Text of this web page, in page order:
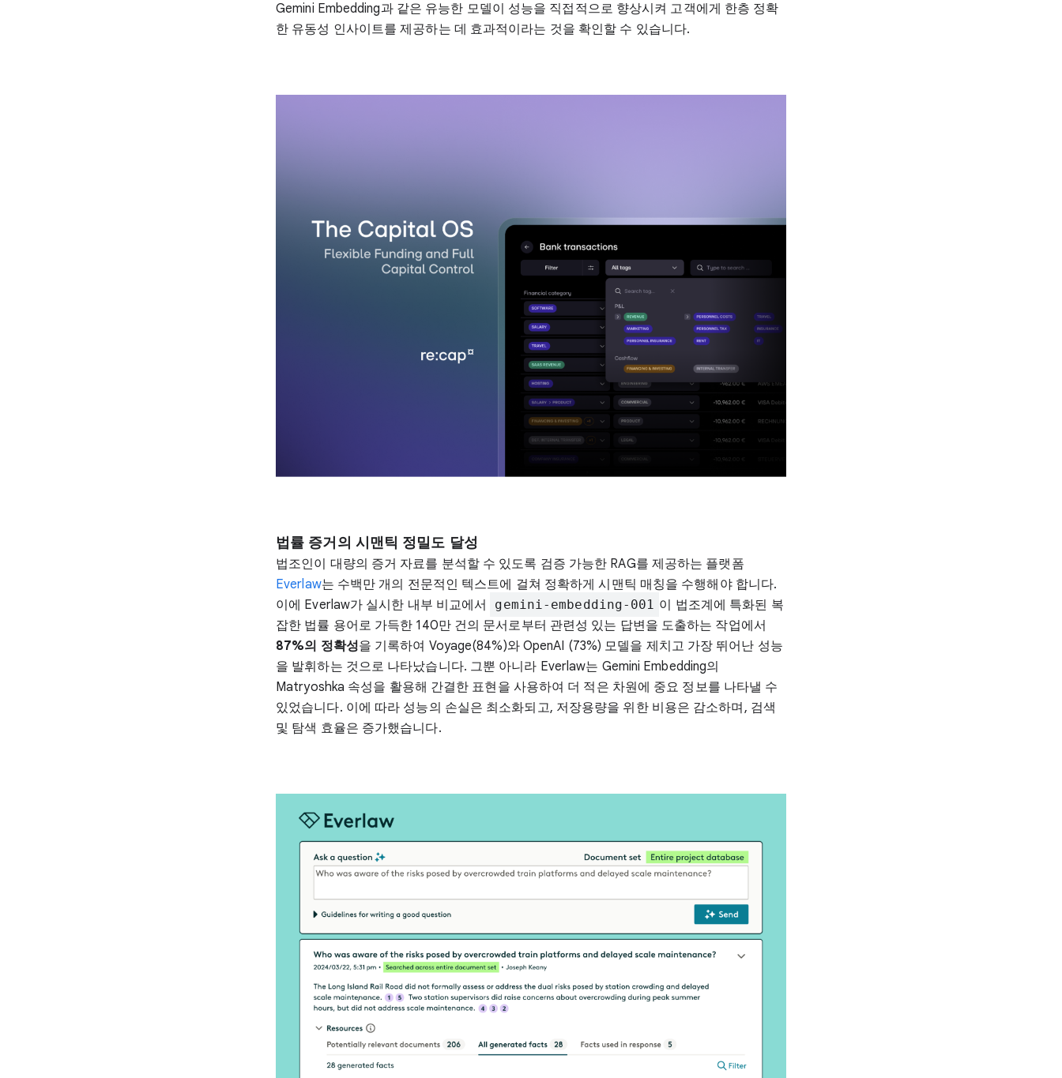
Gemini Embedding과 같은 유능한 모델이 성능을 직접적으로 향상시켜 고객에게 한층 정확
한 유동성 인사이트를 제공하는 데 효과적이라는 것을 확인할 수 있습니다.
법률 증거의 시맨틱 정밀도 달성
법조인이 대량의 증거 자료를 분석할 수 있도록 검증 가능한 RAG를 제공하는 플랫폼
Everlaw는 수백만 개의 전문적인 텍스트에 걸쳐 정확하게 시맨틱 매칭을 수행해야 합니다.
이에 Everlaw가 실시한 내부 비교에서
gemini-embedding-001 이 법조계에 특화된 복
잡한 법률 용어로 가득한 140만 건의 문서로부터 관련성 있는 답변을 도출하는 작업에서
87%의 정확성을 기록하여 Voyage(84%)와 OpenAI (73%) 모델을 제치고 가장 뛰어난 성능
을 발휘하는 것으로 나타났습니다. 그뿐 아니라 Everlaw는 Gemini Embedding의
Matryoshka 속성을 활용해 간결한 표현을 사용하여 더 적은 차원에 중요 정보를 나타낼 수
있었습니다. 이에 따라 성능의 손실은 최소화되고, 저장용량을 위한 비용은 감소하며, 검색
및 탐색 효율은 증가했습니다.